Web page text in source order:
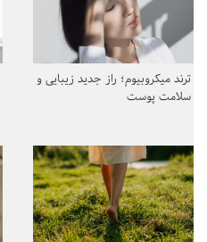
ترند میکروبیوم؛ راز جدید زیبایی و
سلامت پوست